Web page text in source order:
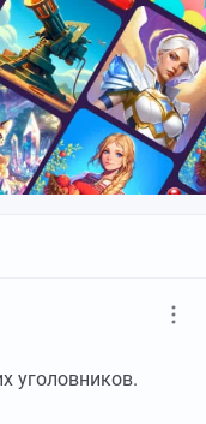
уголовников.